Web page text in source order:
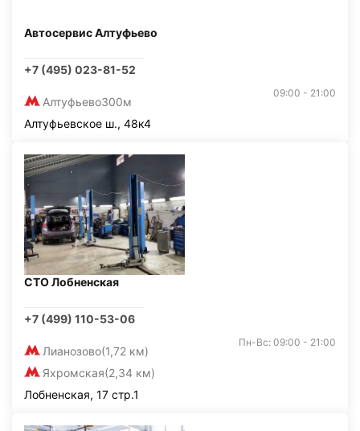
Автосервис Алтуфьево
+7 (495) 023-81-52
Алтуфьево300м
09:00 - 21:00
Алтуфьевское ш., 48к4
СТО Лобненская
+7 (499) 110-53-06
Лианозово(1,72 км)
Яхромская(2,34 км)
Пн-Вс: 09:00 - 21:00
Лобненская, 17 стр.1